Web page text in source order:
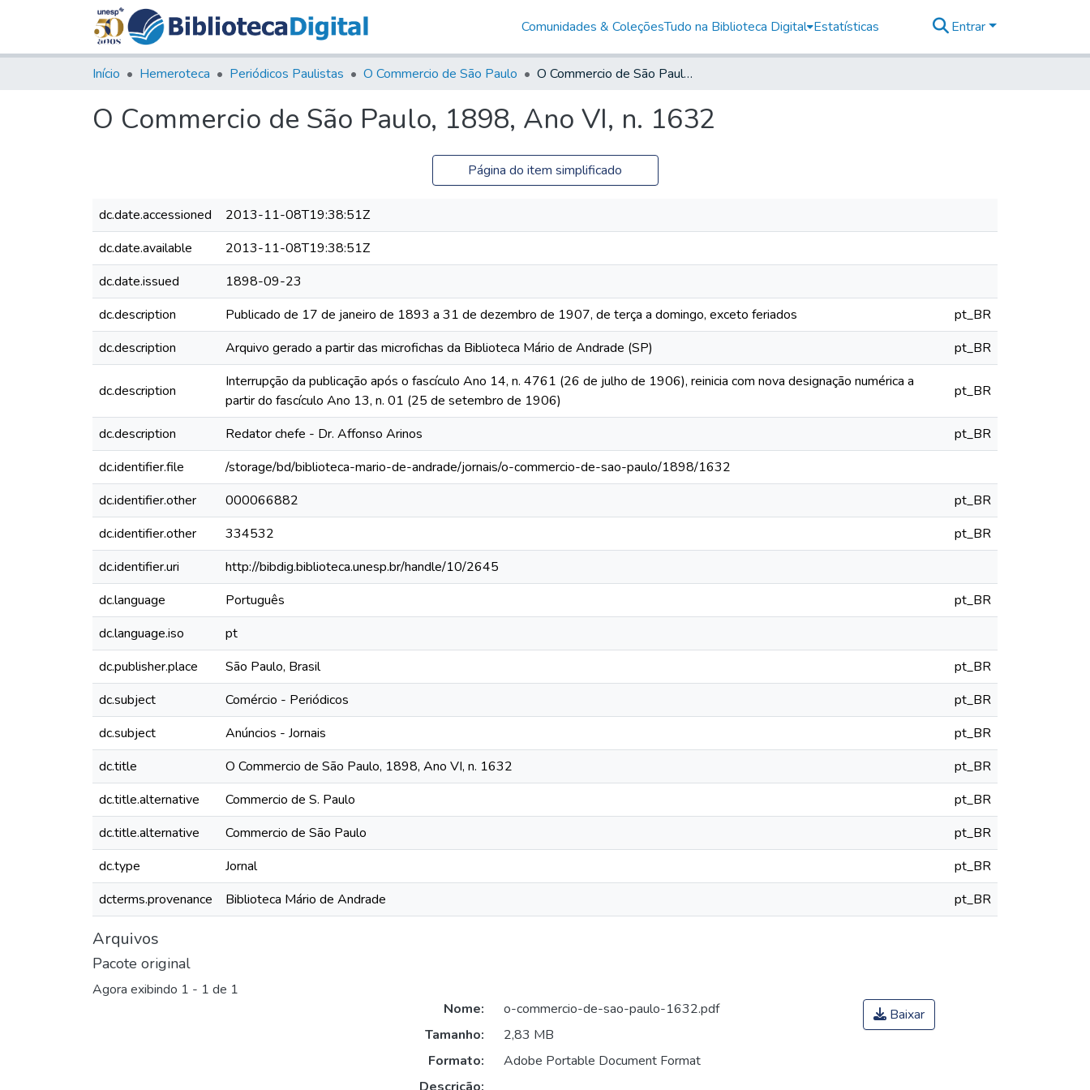
Comunidades & ColeçõesTudo na Biblioteca Digital Estatísticas Entrar
Início Hemeroteca Periódicos Paulistas O Commercio de São Paulo O Commercio de São Paulo, 1898, Ano VI, n. 1632
O Commercio de São Paulo, 1898, Ano VI, n. 1632
Página do item simplificado
dc.date.accessioned
2013-11-08T19:38:51Z
dc.date.available
2013-11-08T19:38:51Z
dc.date.issued
1898-09-23
dc.description
Publicado de 17 de janeiro de 1893 a 31 de dezembro de 1907, de terça a domingo, exceto feriados
pt_BR
dc.description
Arquivo gerado a partir das microfichas da Biblioteca Mário de Andrade (SP) pt_BR
dc.description
Interrupção da publicação após o fascículo Ano 14, n. 4761 (26 de julho de 1906), reinicia com nova designação numérica a
partir do fascículo Ano 13, n. 01 (25 de setembro de 1906)
pt_BR
dc.description Redator chefe - Dr. Affonso Arinos
pt_BR
dc.identifier.file
/storage/bd/biblioteca-mario-de-andrade/jornais/o-commercio-de-sao-paulo/1898/1632
dc.identifier.other
000066882
pt_BR
dc.identifier.other
334532
pt_BR
dc.identifier.uri
http://bibdig.biblioteca.unesp.br/handle/10/2645
dc.language
Português
pt_BR
dc.language.iso
pt
dc.publisher.place
São Paulo, Brasil
pt_BR
dc.subject
Comércio - Periódicos
pt_BR
dc.subject
Anúncios - Jornais
pt_BR
dc.title
O Commercio de São Paulo, 1898, Ano VI, n. 1632
pt_BR
dc.title.alternative
Commercio de S. Paulo
pt_BR
dc.title.alternative
Commercio de São Paulo
pt_BR
dc.type
Jornal
pt_BR
dcterms.provenance
Biblioteca Mário de Andrade pt_BR
Arquivos
Pacote original
Agora exibindo 1 - 1 de 1
Nome:
o-commercio-de-sao-paulo-1632.pdf
Tamanho:
2,83 MB
Formato:
Adobe Portable Document Format
Baixar